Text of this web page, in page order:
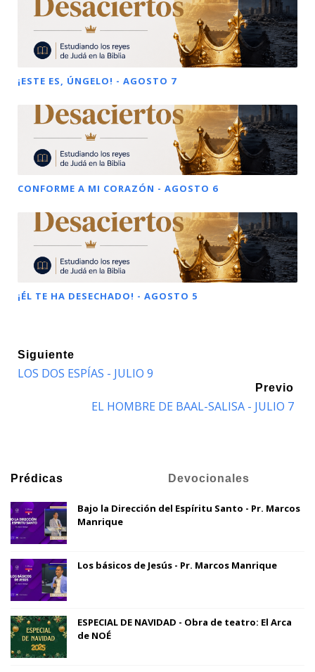
¡ESTE ES, ÚNGELO! - AGOSTO 7
CONFORME A MI CORAZÓN - AGOSTO 6
¡ÉL TE HA DESECHADO! - AGOSTO 5
Siguiente
LOS DOS ESPÍAS - JULIO 9
Previo
EL HOMBRE DE BAAL-SALISA - JULIO 7
Prédicas Devocionales
Bajo la Dirección del Espíritu Santo - Pr. Marcos
Manrique
Los básicos de Jesús - Pr. Marcos Manrique
ESPECIAL DE NAVIDAD - Obra de teatro: El Arca
de NOÉ